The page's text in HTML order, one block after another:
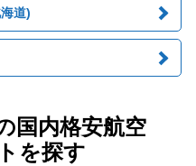
道)
国内格安航空
を探す